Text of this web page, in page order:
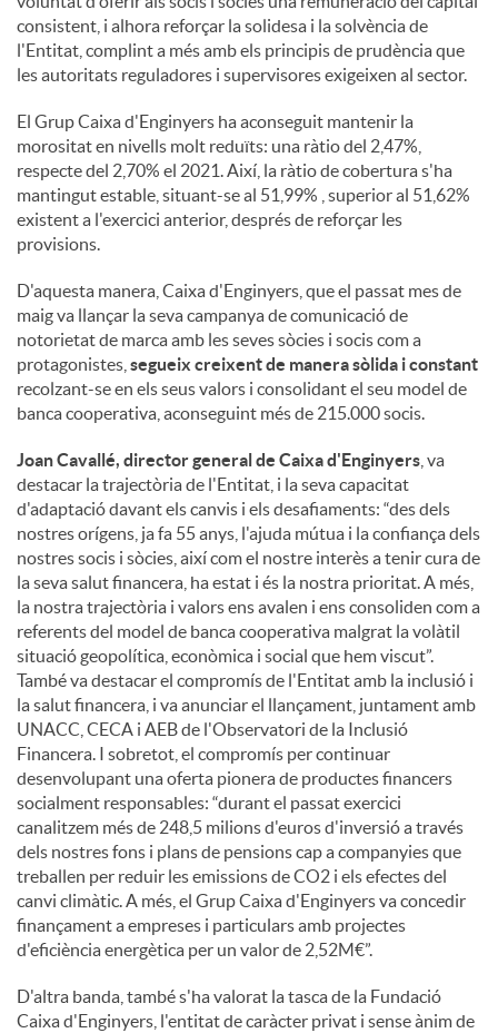
consistent, i alhora reforçar la solidesa i la solvència de
l'Entitat, complint a més amb els principis de prudència que
les autoritats reguladores i supervisores exigeixen al sector.
El Grup Caixa d'Enginyers ha aconseguit mantenir la
morositat en nivells molt reduïts: una ràtio del 2,47%,
respecte del 2,70% el 2021. Així, la ràtio de cobertura s'ha
mantingut estable, situant-se al 51,99% , superior al 51,62%
existent a l'exercici anterior, després de reforçar les
provisions.
D'aquesta manera, Caixa d'Enginyers, que el passat mes de
maig va llançar la seva campanya de comunicació de
notorietat de marca amb les seves sòcies i socis com a
protagonistes, segueix creixent de manera sòlida i constant
recolzant-se en els seus valors i consolidant el seu model de
banca cooperativa, aconseguint més de 215.000 socis.
Joan Cavallé, director general de Caixa d'Enginyers , va
destacar la trajectòria de l'Entitat, i la seva capacitat
d'adaptació davant els canvis i els desafiaments: “des dels
nostres orígens, ja fa 55 anys, l'ajuda mútua i la confiança dels
nostres socis i sòcies, així com el nostre interès a tenir cura de
la seva salut financera, ha estat i és la nostra prioritat. A més,
la nostra trajectòria i valors ens avalen i ens consoliden com a
referents del model de banca cooperativa malgrat la volàtil
situació geopolítica, econòmica i social que hem viscut”.
També va destacar el compromís de l'Entitat amb la inclusió i
la salut financera, i va anunciar el llançament, juntament amb
UNACC, CECA i AEB de l'Observatori de la Inclusió
Financera. I sobretot, el compromís per continuar
desenvolupant una oferta pionera de productes financers
socialment responsables: “durant el passat exercici
canalitzem més de 248,5 milions d'euros d'inversió a través
dels nostres fons i plans de pensions cap a companyies que
treballen per reduir les emissions de CO2 i els efectes del
canvi climàtic. A més, el Grup Caixa d'Enginyers va concedir
finançament a empreses i particulars amb projectes
d'eficiència energètica per un valor de 2,52M€”.
D'altra banda, també s'ha valorat la tasca de la Fundació
Caixa d'Enginyers, l'entitat de caràcter privat i sense ànim de